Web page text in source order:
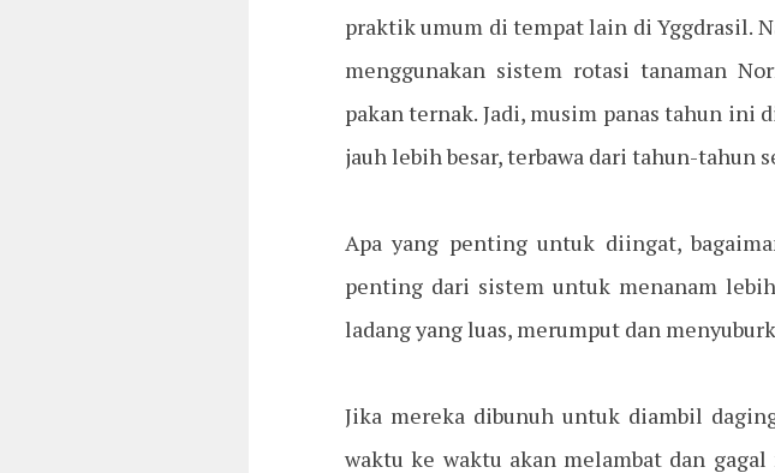
praktik umum di tempat lain di Yggdrasil.
menggunakan sistem rotasi tanaman
pakan ternak. Jadi, musim panas tahun ini
jauh lebih besar, terbawa dari tahun-tahun
Apa yang penting untuk diingat,
penting dari sistem untuk menanam
ladang yang luas, merumput dan
Jika mereka dibunuh untuk diambil
waktu ke waktu akan melambat dan